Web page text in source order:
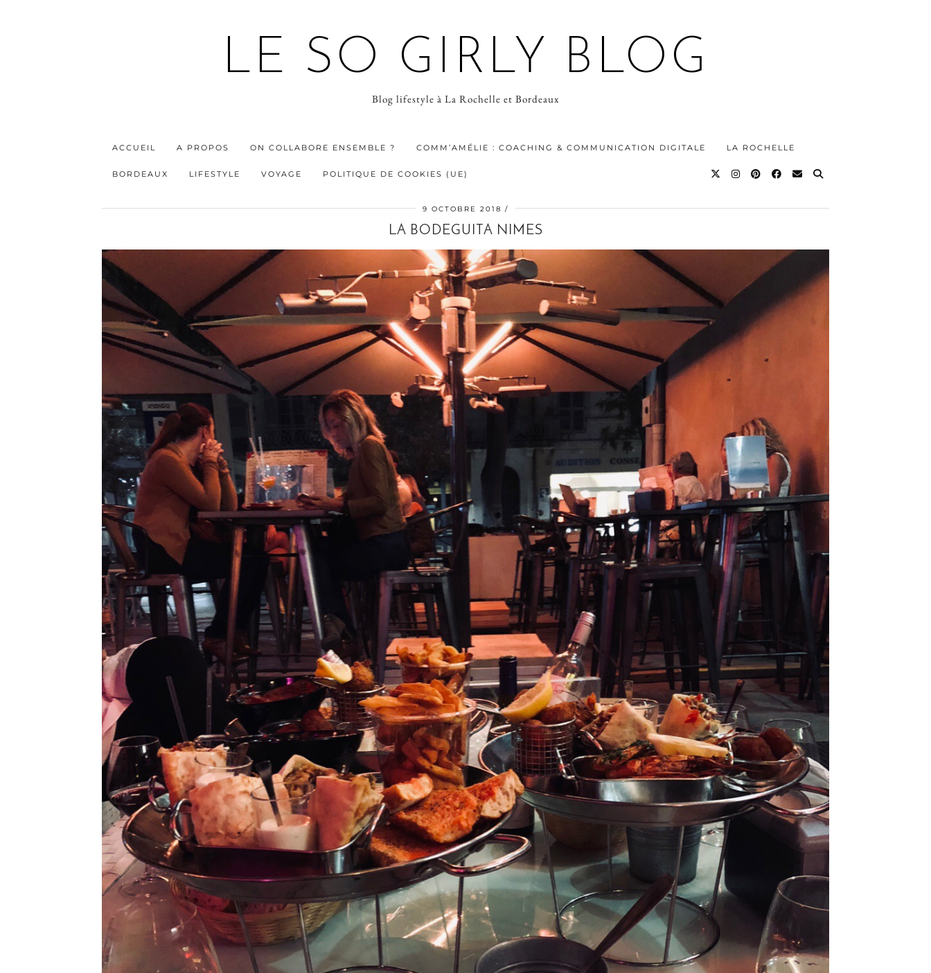
LE SO GIRLY BLOG
Blog lifestyle à La Rochelle et Bordeaux
ACCUEIL A PROPOS ON COLLABORE ENSEMBLE ? COMM’AMÉLIE : COACHING & COMMUNICATION DIGITALE LA ROCHELLE
BORDEAUX LIFESTYLE VOYAGE POLITIQUE DE COOKIES (UE)
9 OCTOBRE 2018
LA BODEGUITA NIMES